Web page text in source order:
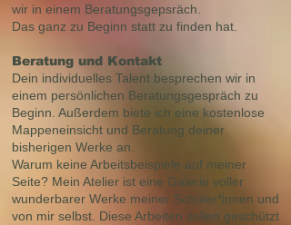
wir in einem Beratungsgepsräch.
Das ganz zu Beginn statt zu finden hat.
Beratung und Kontakt
Dein individuelles Talent besprechen wir in
einem persönlichen Beratungsgespräch zu
Beginn. Außerdem biete ich eine kostenlose
Mappeneinsicht und Beratung deiner
bisherigen Werke an.
Warum keine Arbeitsbeispiele auf meiner
Seite? Mein Atelier ist eine Galerie voller
wunderbarer Werke meiner Schüler*innen und
von mir selbst. Diese Arbeiten sollen geschützt